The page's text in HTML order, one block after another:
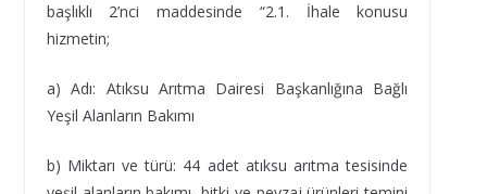
başlıklı 2’nci maddesinde “2.1. İhale konusu
hizmetin;
a) Adı: Atıksu Arıtma Dairesi Başkanlığına Bağlı
Yeşil Alanların Bakımı
b) Miktarı ve türü: 44 adet atıksu arıtma tesisinde